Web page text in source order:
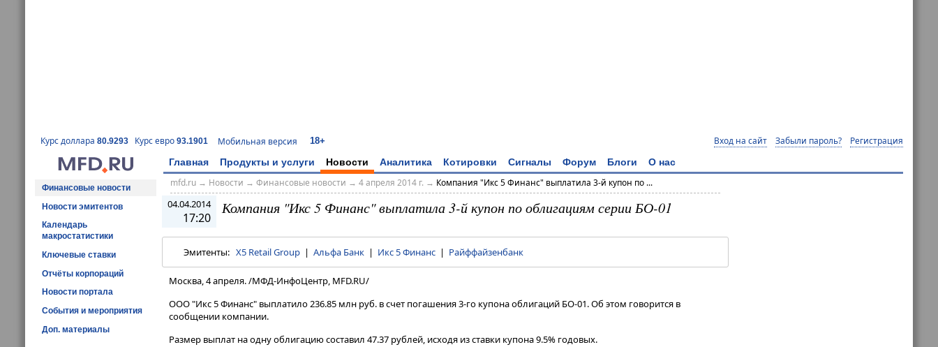
Курс доллара 80.9293 Курс евро 93.1901 Мобильная версия 18+ Вход на сайт Забыли пароль? Регистрация
Главная Продукты и услуги Новости Аналитика Котировки Сигналы Форум Блоги О нас
Финансовые новости
Новости эмитентов
Календарь
макростатистики
Ключевые ставки
Отчёты корпораций
Новости портала
События и мероприятия
Доп. материалы
mfd.ru→ Новости → Финансовые новости → 4 апреля 2014 г. → Компания "Икс 5 Финанс" выплатила 3-й купон по ...
04.04.2014
17:20
Компания "Икс 5 Финанс" выплатила 3-й купон по облигациям серии БО-01
Эмитенты: X5 Retail Group | Альфа Банк | Икс 5 Финанс | Райффайзенбанк
Москва, 4 апреля. /МФД-ИнфоЦентр, MFD.RU/
ООО "Икс 5 Финанс" выплатило 236.85 млн руб. в счет погашения 3-го купона облигаций БО-01. Об этом говорится в
сообщении компании.
Размер выплат на одну облигацию составил 47.37 рублей, исходя из ставки купона 9.5% годовых.